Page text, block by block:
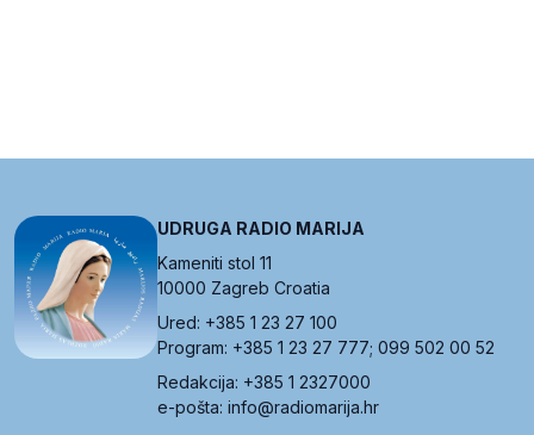
UDRUGA RADIO MARIJA
Kameniti stol 11
10000 Zagreb Croatia
Ured: +385 1 23 27 100
Program: +385 1 23 27 777; 099 502 00 52
Redakcija: +385 1 2327000
e-pošta: info@radiomarija.hr